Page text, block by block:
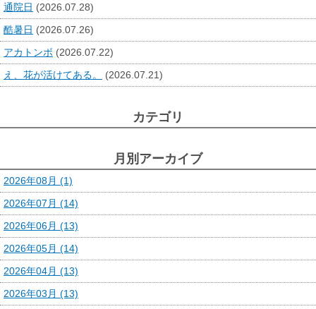
通院日 (2026.07.28)
酷暑日 (2026.07.26)
アカトンボ (2026.07.22)
え、花が活けてある。
(2026.07.21)
カテゴリ
月別アーカイブ
2026年08月 (1)
2026年07月 (14)
2026年06月 (13)
2026年05月 (14)
2026年04月 (13)
2026年03月 (13)